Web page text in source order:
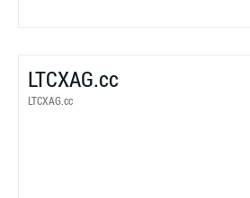
LTCXAG.cc
LTCXAG.cc